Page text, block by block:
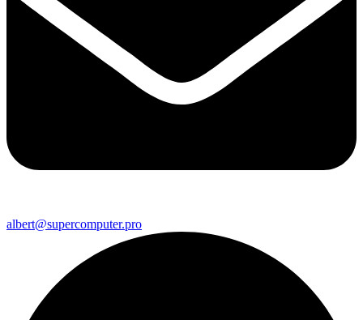
albert@supercomputer.pro